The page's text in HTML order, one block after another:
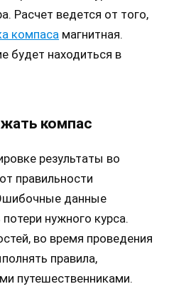
Расчет ведется от того,
компаса магнитная.
будет находиться в
компас
результаты во
правильности
данные
нужного курса.
во время проведения
правила,
путешественниками.